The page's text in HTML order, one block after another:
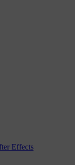
Effects